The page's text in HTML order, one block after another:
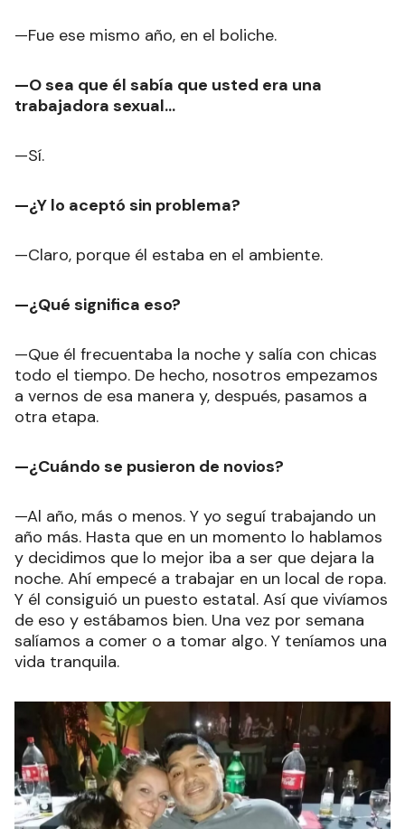
—Fue ese mismo año, en el boliche.
—O sea que él sabía que usted era una
trabajadora sexual...
—Sí.
—¿Y lo aceptó sin problema?
—Claro, porque él estaba en el ambiente.
—¿Qué significa eso?
—Que él frecuentaba la noche y salía con chicas
todo el tiempo. De hecho, nosotros empezamos
a vernos de esa manera y, después, pasamos a
otra etapa.
—¿Cuándo se pusieron de novios?
—Al año, más o menos. Y yo seguí trabajando un
año más. Hasta que en un momento lo hablamos
y decidimos que lo mejor iba a ser que dejara la
noche. Ahí empecé a trabajar en un local de ropa.
Y él consiguió un puesto estatal. Así que vivíamos
de eso y estábamos bien. Una vez por semana
salíamos a comer o a tomar algo. Y teníamos una
vida tranquila.